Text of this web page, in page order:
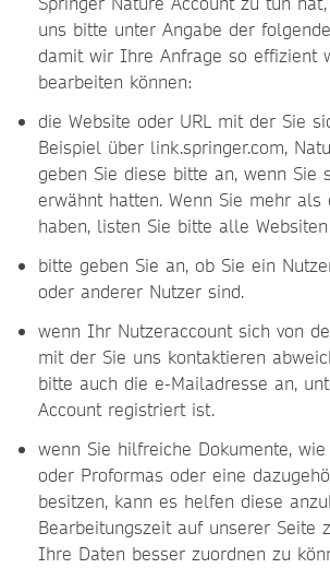
uns bitte unter Angabe der
damit wir Ihre Anfrage so effizient
bearbeiten können:
die Website oder URL mit der Sie
Beispiel über link.springer.com,
geben Sie diese bitte an, wenn Sie
erwähnt hatten. Wenn Sie mehr als
haben, listen Sie bitte alle
bitte geben Sie an, ob Sie ein
oder anderer Nutzer sind.
wenn Ihr Nutzeraccount sich von
mit der Sie uns kontaktieren
bitte auch die e-Mailadresse an,
Account registriert ist.
wenn Sie hilfreiche Dokumente, wie
oder Proformas oder eine
besitzen, kann es helfen diese
Bearbeitungszeit auf unserer Seite
Ihre Daten besser zuordnen zu